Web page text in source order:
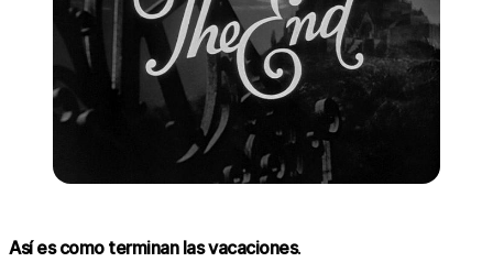
Así es como terminan las vacaciones.